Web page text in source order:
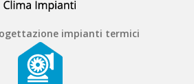
impianti termici